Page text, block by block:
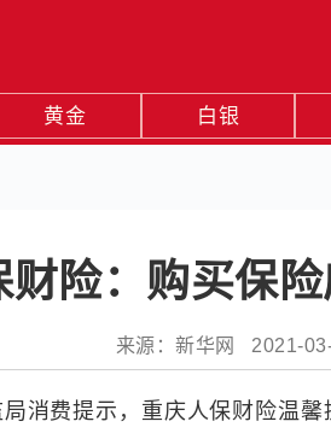
黄金 白银
财险：购买保
来源：新华网 2021-
消费提示，重庆人保财险温